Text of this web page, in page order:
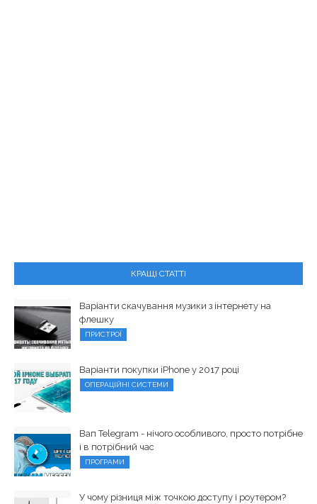
КРАЩІ СТАТТІ
Варіанти скачування музики з інтернету на
флешку
ПРИСТРОЇ
Варіанти покупки iPhone у 2017 році
ОПЕРАЦІЙНІ СИСТЕМИ
Вап Telegram - нічого особливого, просто потрібне
і в потрібний час
ПРОГРАМИ
У чому різниця між точкою доступу і роутером?